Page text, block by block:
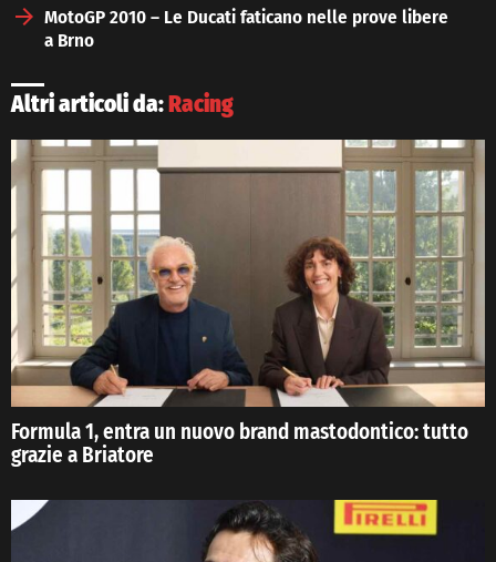
MotoGP 2010 – Le Ducati faticano nelle prove libere
a Brno
Altri articoli da:Racing
Formula 1, entra un nuovo brand mastodontico: tutto
grazie a Briatore